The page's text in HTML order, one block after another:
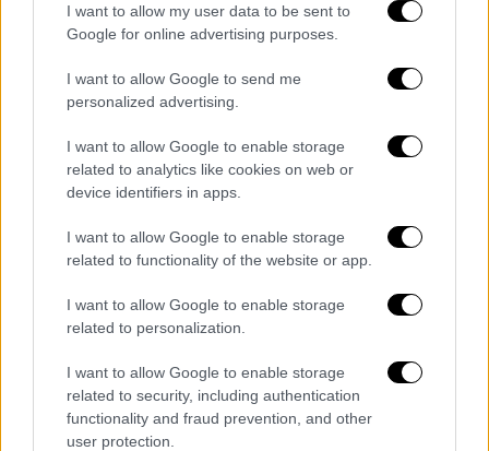
I want to allow my user data to be sent to
Google for online advertising purposes.
I want to allow Google to send me
personalized advertising.
I want to allow Google to enable storage
related to analytics like cookies on web or
device identifiers in apps.
I want to allow Google to enable storage
related to functionality of the website or app.
I want to allow Google to enable storage
related to personalization.
I want to allow Google to enable storage
related to security, including authentication
functionality and fraud prevention, and other
user protection.
Καταναλωτικές συμπεριφορές σε κρίση
Πόσο διαφορετικός είναι όμως σήμερα ο
καταναλωτής και σε ποιο βαθμό οι
αγοραστικές του συνήθειες; Σύμφωνα ε όσα
επισημαίνει στο ΑΠΕ-ΜΠΕ ο κ. Μαχαίρας, ο
καταναλωτής, όπως αποδεικνύεται από τις
περισσότερες έρευνες, έχει προσαρμοστεί
στα νέα δεδομένα, έχει αλλάξει τις
συνήθειες, κυνηγά τις εκπτώσεις και τις
την τιμή. Στο πλαίσιο αυτό, υπογράμμισε ότι
σε παγκόσμιο επίπεδο ο αριθμός των
πραγμάτων που βάζει ο καταναλωτής στο